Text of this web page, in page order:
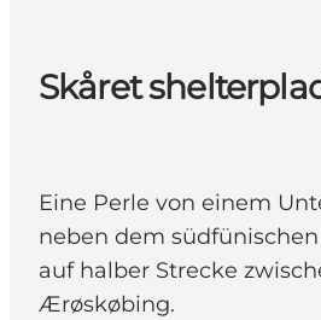
Outdoor & bike
Skåret
Eine Perle von einem
neben dem
auf halber Strecke
Ærøskøbing.